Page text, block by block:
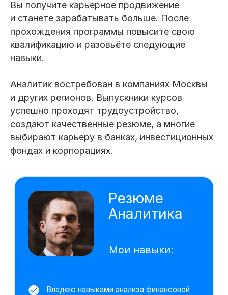
Вы получите карьерное продвижение
и станете зарабатывать больше. После
прохождения программы повысите свою
квалификацию и разовьёте следующие
навыки.
Аналитик востребован в компаниях Москвы
и других регионов. Выпускники курсов
успешно проходят трудоустройство,
создают качественные резюме, а многие
выбирают карьеру в банках, инвестиционных
фондах и корпорациях.
Разбираюсь в основных математических
концепциях, используемых в анализе
данных, и умею применять их для
решения задач
с использованием различных
инструментов и функций в Power Point®
задачи в Excel®, а также создаю
приложения для анализа данных
и решения бизнес-задач на Python
Работаю с базами данных: извлечение,
обновление и анализ данных, а также
создаю сложные запросы
Выбрал из массива данных
корректные значения и произвел
работу по созданию сводных таблиц.
Воссоздал наиболее наглядный
пример для представления
информации о статусе товаров
в магазинах
Дополнительные навыки